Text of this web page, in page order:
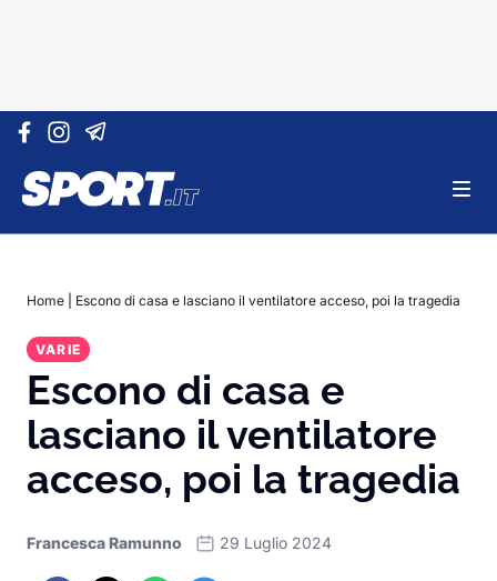
Vai al contenuto
Home Escono di casa e lasciano il ventilatore acceso, poi la tragedia
VARIE
Escono di casa e
lasciano il ventilatore
acceso, poi la tragedia
Francesca Ramunno 29 Luglio 2024